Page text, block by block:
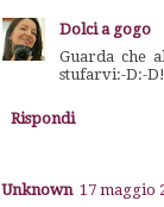
Dolci a gogo
Guarda che
stufarvi:-D:-
Rispondi
Unknown 17 maggio